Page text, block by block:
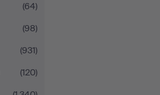
(64)
(98)
(931)
(120)